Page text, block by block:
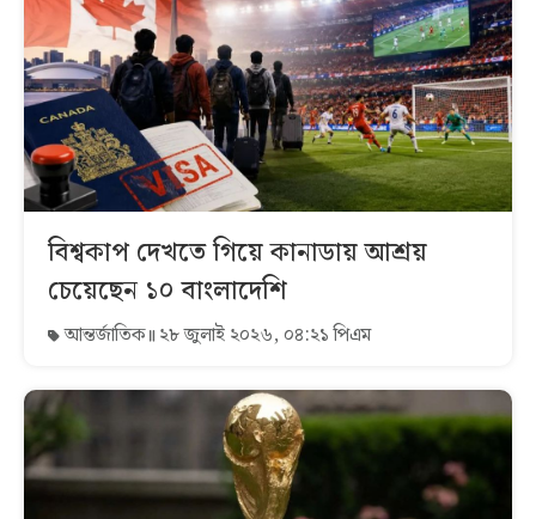
বিশ্বকাপ দেখতে গিয়ে কানাডায় আশ্রয়
চেয়েছেন ১০ বাংলাদেশি
আন্তর্জাতিক ২৮ জুলাই ২০২৬, ০৪:২১ পিএম